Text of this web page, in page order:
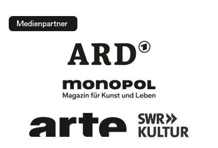
Medienpartner